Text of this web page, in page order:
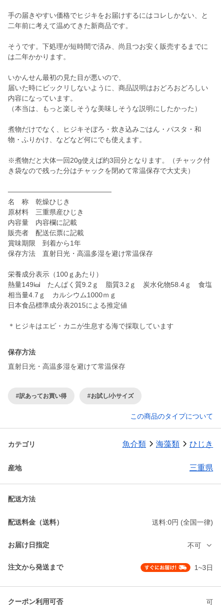
手の届きやすい価格でヒジキをお届けするにはコレしかない、と
二年前に考えて温めてきた新商品です。
そうです。下処理が短時間で済み、尚且つお安く販売するまでに
は二年かかります。
いかんせん最初の見た目が悪いので、
届いた時にビックリしないように、商品説明はおどろおどろしい
内容になっています。
（本当は、もっと楽しそうな美味しそうな説明にしたかった）
煮物だけでなく、ヒジキそぼろ・炊き込みごはん・パスタ・和
物・ふりかけ、などなど何にでも使えます。
※煮物だと大体一回20g使えば約3回分となります。（チャック付
き袋なので残った分はチャックを閉めて常温保存で大丈夫）
―――――――――――――――
名 称 乾燥ひじき
原材料 三重県産ひじき
内容量 内容欄に記載
販売者 配送伝票に記載
賞味期限 到着から1年
保存方法 直射日光・高温多湿を避け常温保存
栄養成分表示（100ｇあたり）
熱量149㎉ たんぱく質9.2ｇ 脂質3.2ｇ 炭水化物58.4ｇ 食塩
相当量4.7ｇ カルシウム1000ｍｇ
日本食品標準成分表2015による推定値
＊ヒジキはエビ・カニが生息する海で採取しています
保存方法
直射日光・高温多湿を避けて常温保存
#訳あってお買い得 #お試し/小サイズ
この商品のタイプについて
カテゴリ 魚介類 海藻類 ひじき
産地 三重県
配送方法
配送料金（送料） 送料:0円 (全国一律)
お届け日指定 不可
注文から発送まで 1~3日
クーポン利用可否 可